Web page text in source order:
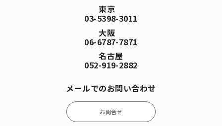
東京
03-5398-3011
大阪
06-6787-7871
名古屋
052-919-2882
メールでのお問い合わせ
お問合せ